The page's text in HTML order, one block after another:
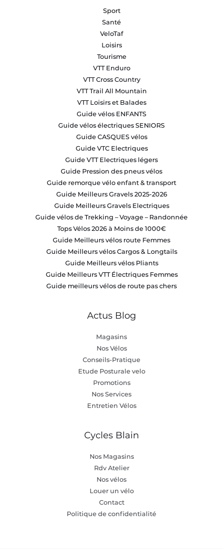
Sport
Santé
VeloTaf
Loisirs
Tourisme
VTT Enduro
VTT Cross Country
VTT Trail All Mountain
VTT Loisirs et Balades
Guide vélos ENFANTS
Guide vélos électriques SENIORS
Guide CASQUES vélos
Guide VTC Electriques
Guide VTT Electriques légers
Guide Pression des pneus vélos
Guide remorque vélo enfant & transport
Guide Meilleurs Gravels 2025-2026
Guide Meilleurs Gravels Electriques
Guide vélos de Trekking – Voyage – Randonnée
Tops Vélos 2026 à Moins de 1000€
Guide Meilleurs vélos route Femmes
Guide Meilleurs vélos Cargos & Longtails
Guide Meilleurs vélos Pliants
Guide Meilleurs VTT Électriques Femmes
Guide meilleurs vélos de route pas chers
Actus Blog
Magasins
Nos Vélos
Conseils-Pratique
Etude Posturale velo
Promotions
Nos Services
Entretien Vélos
Cycles Blain
Nos Magasins
Rdv Atelier
Nos vélos
Louer un vélo
Contact
Politique de confidentialité